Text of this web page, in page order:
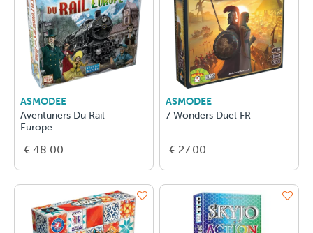
ASMODEE
Aventuriers Du Rail -
Europe
€ 48.00
ASMODEE
7 Wonders Duel FR
€ 27.00